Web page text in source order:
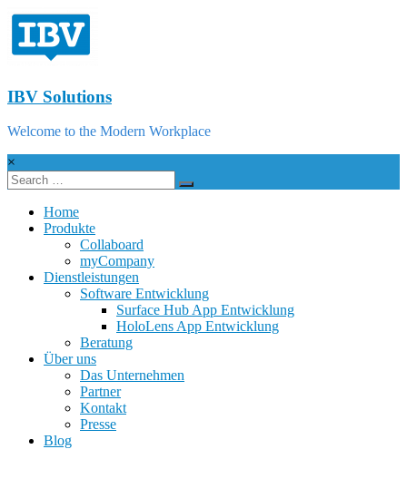
IBV Solutions
Welcome to the Modern Workplace
×
Home
Produkte
Collaboard
myCompany
Dienstleistungen
Software Entwicklung
Surface Hub App Entwicklung
HoloLens App Entwicklung
Beratung
Über uns
Das Unternehmen
Partner
Kontakt
Presse
Blog